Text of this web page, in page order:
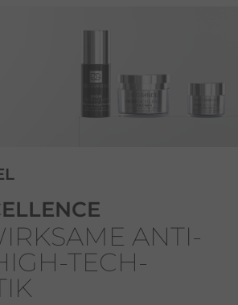
ANTI-
TECH-